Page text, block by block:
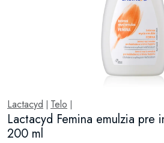
Lactacyd Telo
Lactacyd Femina emulzia pre
200 ml